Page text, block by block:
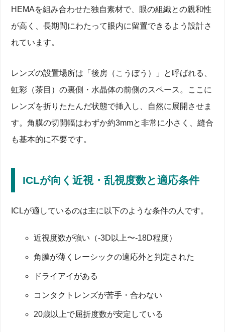
HEMAを組み合わせた独自素材で、眼の組織との親和性
が高く、長期間にわたって眼内に留置できるよう設計さ
れています。
レンズの設置場所は「後房（こうぼう）」と呼ばれる、
虹彩（茶目）の裏側・水晶体の前側のスペース。ここに
レンズを折りたたんだ状態で挿入し、自然に展開させま
す。角膜の切開幅はわずか約3mmと非常に小さく、縫合
も基本的に不要です。
ICLが向く近視・乱視度数と適応条件
ICLが適しているのは主に以下のような条件の人です。
近視度数が強い（-3D以上〜-18D程度）
角膜が薄くレーシックの適応外と判定された
ドライアイがある
コンタクトレンズが苦手・合わない
20歳以上で屈折度数が安定している